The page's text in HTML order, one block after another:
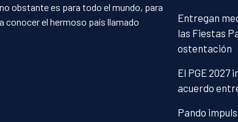
obstante es para todo el mundo, para
conocer el hermoso país llamado
Entregan
las Fiestas
ostentación
El PGE
acuerdo
Pando